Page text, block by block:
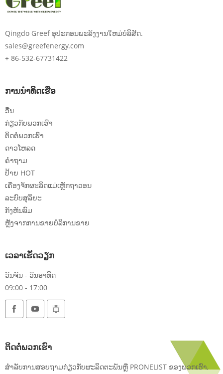
Qingdo Greef ອຸປະກອນພະລັງງານໃຫມ່ບໍລິສັດ.
sales@greefenergy.com
+ 86-532-67731422
ການນໍາທິດເຮືອ
ອື່ນ
ກ່ຽວກັບພວກເຮົາ
ຕິດຕໍ່ພວກເຮົາ
ດາວໂຫລດ
ຄໍາຖາມ
ປ້າຍ HOT
ເຄື່ອງຈັກຜະລິດແມ່ເຫຼັກຖາວອນ
ລະບົບສຸລິຍະ
ກັງຫັນລົມ
ຫຼັງຈາກການຂາຍບໍລິການຂາຍ
ເວລາເຮັດວຽກ
ວັນຈັນ - ວັນອາທິດ
09:00 - 17:00
ຕິດຕໍ່ພວກເຮົາ
ສໍາລັບການສອບຖາມກ່ຽວກັບຜະລິດຕະພັນຫຼື PRONELIST ຂອງພວກເຮົາ,